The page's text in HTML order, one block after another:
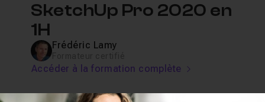
SketchUp Pro 2020 en
1H
Frédéric Lamy
Accéder à la formation complète